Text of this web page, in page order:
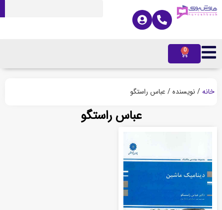
/ نویسنده / عباس راستگو
عباس راستگو